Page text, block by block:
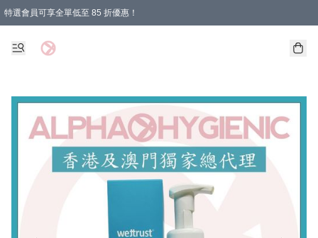
特選會員可享全單低至 85 折優惠！
購物滿 HKD 1000.00即享免運費優惠！（適用於 特定的送貨方式 )